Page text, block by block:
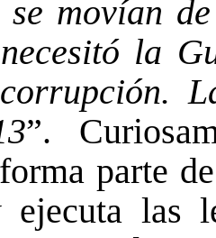
se movían
la
”.
parte
las